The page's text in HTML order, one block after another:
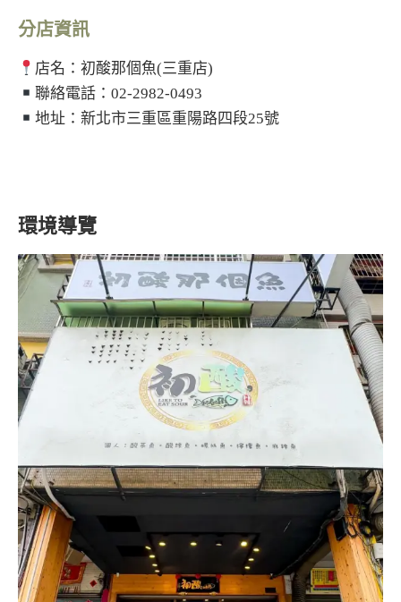
分店資訊
店名：初酸那個魚(三重店)
聯絡電話：02-2982-0493
地址：新北市三重區重陽路四段25號
環境導覽